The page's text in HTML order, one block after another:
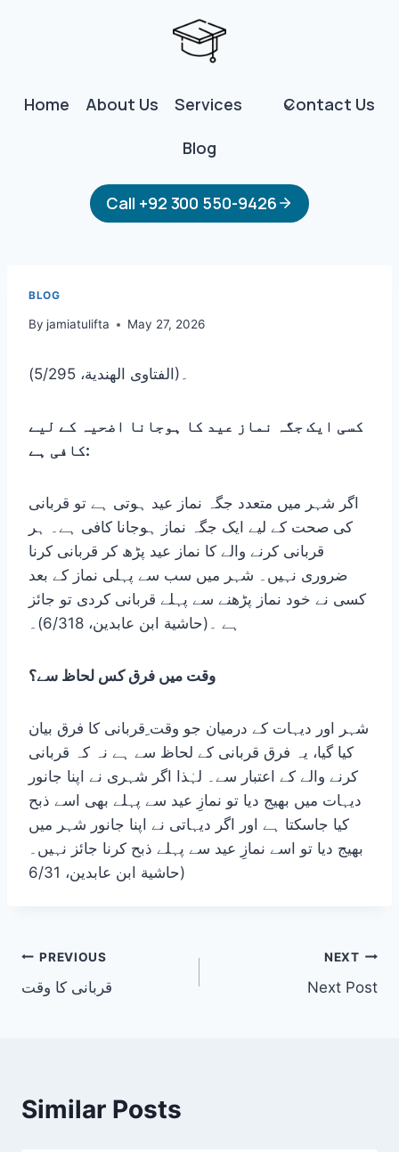
Home About Us Services Contact Us
Blog
Call +92 300 550-9426
BLOG
By jamiatulifta May 27, 2026
(الفتاوى الهندية، 5/295)۔
کسی ایک جگہ نماز عید کا ہوجانا اضحیہ کے لیے
کافی ہے:
اگر شہر میں متعدد جگہ نماز عید ہوتی ہے تو قربانی
کی صحت کے لیے ایک جگہ نماز ہوجانا کافی ہے۔ ہر
قربانی کرنے والے کا نماز عید پڑھ کر قربانی کرنا
ضروری نہیں۔ شہر میں سب سے پہلی نماز کے بعد
کسی نے خود نماز پڑھنے سے پہلے قربانی کردی تو جائز
ہے ۔(حاشية ابن عابدين، 6/318)۔
وقت میں فرق کس لحاظ سے؟
شہر اور دیہات کے درمیان جو وقت ِقربانی کا فرق بیان
کیا گیا، یہ فرق قربانی کے لحاظ سے ہے نہ کہ قربانی
کرنے والے کے اعتبار سے۔ لہٰذا اگر شہری نے اپنا جانور
دیہات میں بھیج دیا تو نمازِ عید سے پہلے بھی اسے ذبح
کیا جاسکتا ہے اور اگر دیہاتی نے اپنا جانور شہر میں
بھیج دیا تو اسے نمازِ عید سے پہلے ذبح کرنا جائز نہیں۔
(حاشية ابن عابدين، 6/31
Post
navigation
PREVIOUS
قربانی کا وقت
NEXT
Next Post
Similar Posts